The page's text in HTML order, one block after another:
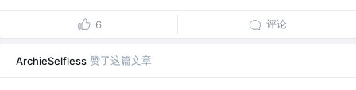
6 评论
ArchieSelfless 赞了这篇文章